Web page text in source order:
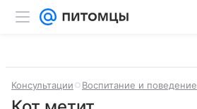
Консультации Воспитание и поведение